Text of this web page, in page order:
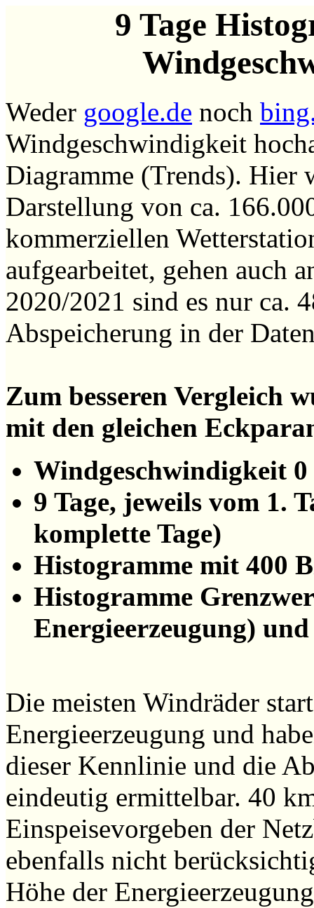
9 Tage
Weder google.de noch
Windgeschwindigkeit
Diagramme (Trends). Hier
Darstellung von ca.
kommerziellen
aufgearbeitet, gehen auch
2020/2021 sind es nur ca.
Abspeicherung in der
Zum besseren Vergleich
mit den gleichen
Windgeschwindigkeit
9 Tage, jeweils vom 1.
komplette Tage)
Histogramme mit 400
Histogramme
Energieerzeugung)
Die meisten Windräder
Energieerzeugung und
dieser Kennlinie und die
eindeutig ermittelbar. 40
Einspeisevorgeben der
ebenfalls nicht
Höhe der